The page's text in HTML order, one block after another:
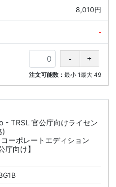
8,010円
-
注文可能数： 最小 1最大 49
- TRSL 官公庁向けライセン
)
ーポレートエディション
向け】